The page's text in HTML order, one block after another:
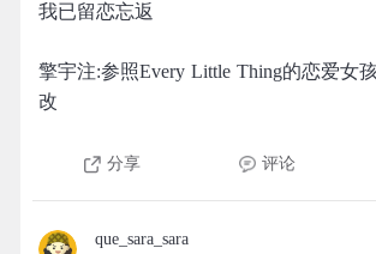
我已留恋忘返
擎宇注:参照Every Little Thing的恋爱女
改
分享 评论
que_sara_sara